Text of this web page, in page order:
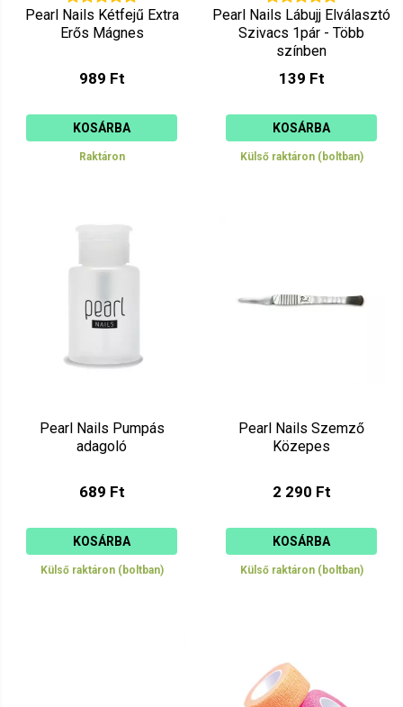
Pearl Nails Kétfejű Extra
Erős Mágnes
989 Ft
KOSÁRBA
Raktáron
Pearl Nails Lábujj Elválasztó
Szivacs 1pár - Több
színben
139 Ft
KOSÁRBA
Külső raktáron (boltban)
Pearl Nails Pumpás
adagoló
689 Ft
KOSÁRBA
Külső raktáron (boltban)
Pearl Nails Szemző
Közepes
2 290 Ft
KOSÁRBA
Külső raktáron (boltban)